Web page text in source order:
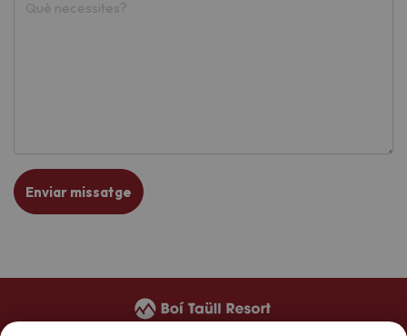
Enviar missatge